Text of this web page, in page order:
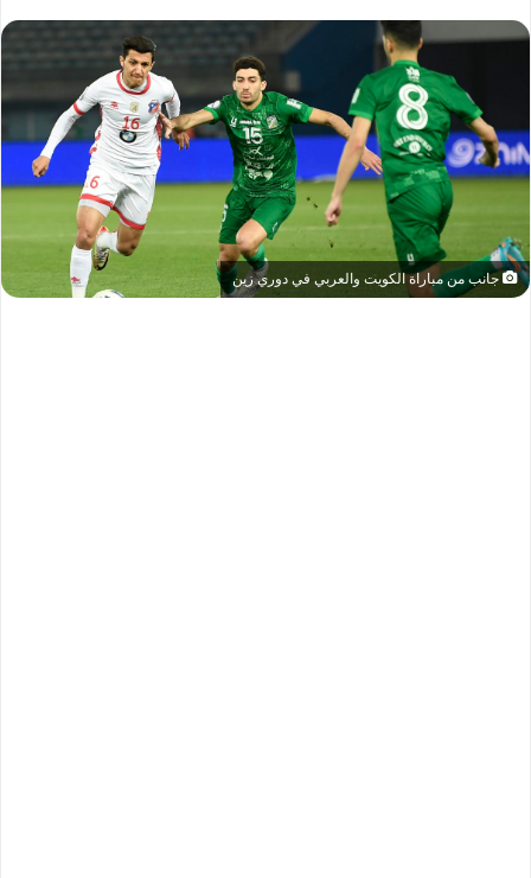
جانب من مباراة الكويت والعربي في دوري زين